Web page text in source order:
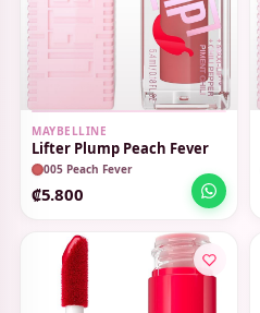
MAYBELLINE
Lifter Plump Peach Fever
005 Peach Fever
₡5.800